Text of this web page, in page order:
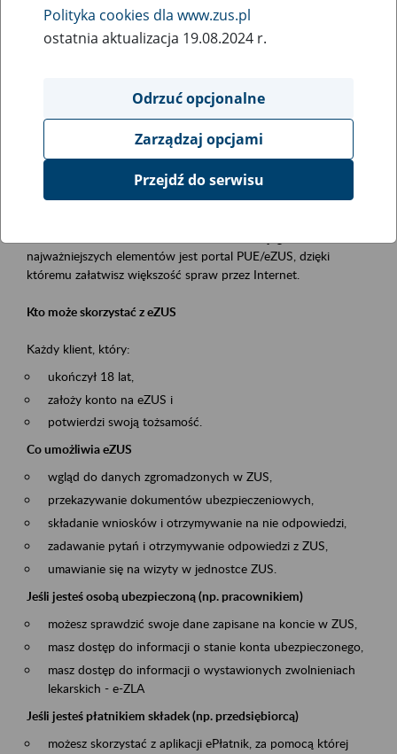
Rodzaj wydarzenia
Szkolenia
Obszar merytoryczny
obsługa klientów
Opis wydarzenia
Platforma Usług Elektronicznych ZUS eZUS
najważniejszych elementów jest portal PUE/eZUS, dzięki
któremu załatwisz większość spraw przez Internet.
Kto może skorzystać z eZUS
Każdy klient, który:
ukończył 18 lat,
założy konto na eZUS i
potwierdzi swoją tożsamość.
Co umożliwia eZUS
wgląd do danych zgromadzonych w ZUS,
przekazywanie dokumentów ubezpieczeniowych,
składanie wniosków i otrzymywanie na nie odpowiedzi,
zadawanie pytań i otrzymywanie odpowiedzi z ZUS,
umawianie się na wizyty w jednostce ZUS.
Jeśli jesteś osobą ubezpieczoną (np. pracownikiem)
możesz sprawdzić swoje dane zapisane na koncie w ZUS,
masz dostęp do informacji o stanie konta ubezpieczonego,
masz dostęp do informacji o wystawionych zwolnieniach
lekarskich - e-ZLA
Jeśli jesteś płatnikiem składek (np. przedsiębiorcą)
możesz skorzystać z aplikacji ePłatnik, za pomocą której
Polityka cookies dla www.zus.pl
ostatnia aktualizacja 19.08.2024 r.
Odrzuć opcjonalne
Zarządzaj opcjami
Przejdź do serwisu